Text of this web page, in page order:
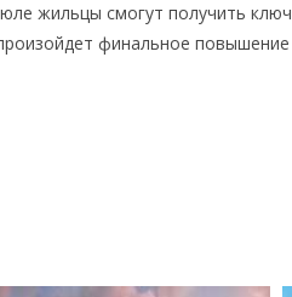
жильцы смогут получить
финальное